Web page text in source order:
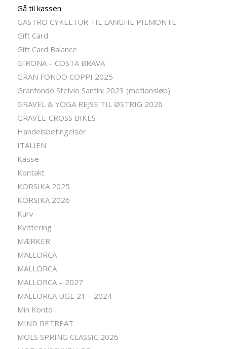
Gå til kassen
GASTRO CYKELTUR TIL LANGHE PIEMONTE
Gift Card
Gift Card Balance
GIRONA – COSTA BRAVA
GRAN FONDO COPPI 2025
Granfondo Stelvio Santini 2023 (motionsløb)
GRAVEL & YOGA REJSE TIL ØSTRIG 2026
GRAVEL-CROSS BIKES
Handelsbetingelser
ITALIEN
Kasse
Kontakt
KORSIKA 2025
KORSIKA 2026
Kurv
Kvittering
MÆRKER
MALLORCA
MALLORCA
MALLORCA – 2027
MALLORCA UGE 21 – 2024
Min Konto
MIND RETREAT
MOLS SPRING CLASSIC 2026